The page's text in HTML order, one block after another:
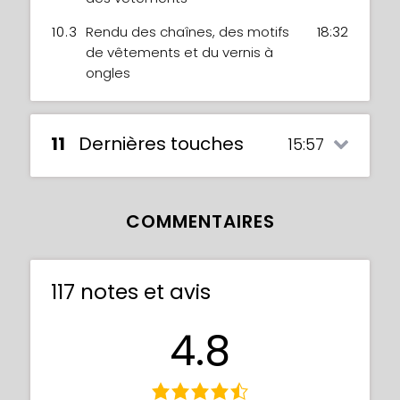
10.3 Rendu des chaînes, des motifs
de vêtements et du vernis à
ongles
18:32
11 Dernières touches 15:57
Pour terminer votre œuvre fantastique,
Xiao vous montrera comment ajouter des
COMMENTAIRES
117 notes et avis
4.8